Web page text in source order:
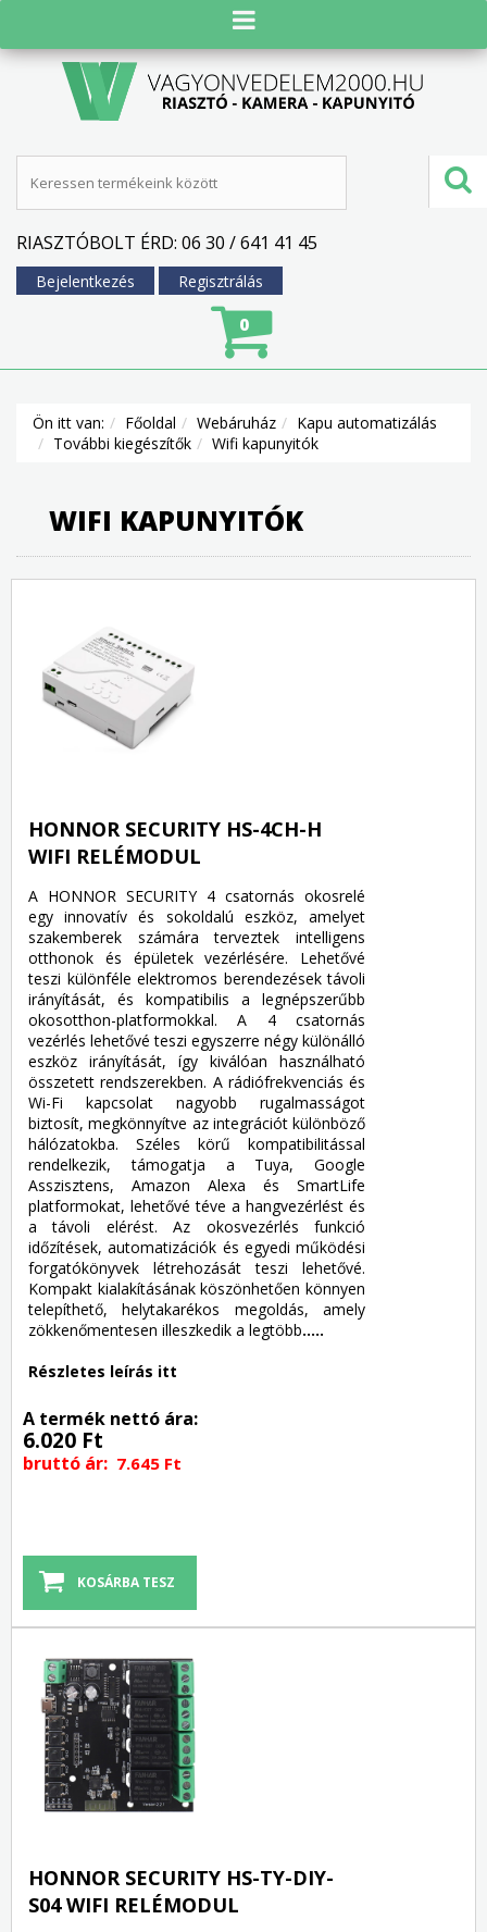
RIASZTÓBOLT ÉRD: 06 30 / 641 41 45
Bejelentkezés Regisztrálás
0
Ön itt van: Főoldal Webáruház
Kapu automatizálás
További kiegészítők
Wifi kapunyitók
WIFI KAPUNYITÓK
HONNOR SECURITY HS-4CH-H
WIFI RELÉMODUL
A HONNOR SECURITY 4 csatornás okosrelé
egy innovatív és sokoldalú eszköz, amelyet
szakemberek számára terveztek intelligens
otthonok és épületek vezérlésére. Lehetővé
teszi különféle elektromos berendezések távoli
irányítását, és kompatibilis a legnépszerűbb
okosotthon-platformokkal. A 4 csatornás
vezérlés lehetővé teszi egyszerre négy különálló
eszköz irányítását, így kiválóan használható
összetett rendszerekben. A rádiófrekvenciás és
Wi-Fi kapcsolat nagyobb rugalmasságot
biztosít, megkönnyítve az integrációt különböző
hálózatokba. Széles körű kompatibilitással
rendelkezik, támogatja a Tuya, Google
Asszisztens, Amazon Alexa és SmartLife
platformokat, lehetővé téve a hangvezérlést és
a távoli elérést. Az okosvezérlés funkció
időzítések, automatizációk és egyedi működési
forgatókönyvek létrehozását teszi lehetővé.
Kompakt kialakításának köszönhetően könnyen
telepíthető, helytakarékos megoldás, amely
zökkenőmentesen illeszkedik a legtöbb.....
Részletes leírás itt
A termék nettó ára:
6.020 Ft
bruttó ár: 7.645 Ft
HONNOR SECURITY HS-TY-DIY-
S04 WIFI RELÉMODUL